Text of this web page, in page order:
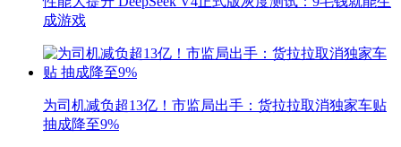
成游戏
为司机减负超13亿！市监局出手：货拉拉取消独家车贴
抽成降至9%